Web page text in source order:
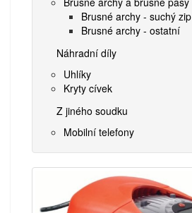
Brusné archy - suchý zip
Brusné archy - ostatní
Náhradní díly
Uhlíky
Kryty cívek
Z jiného soudku
Mobilní telefony